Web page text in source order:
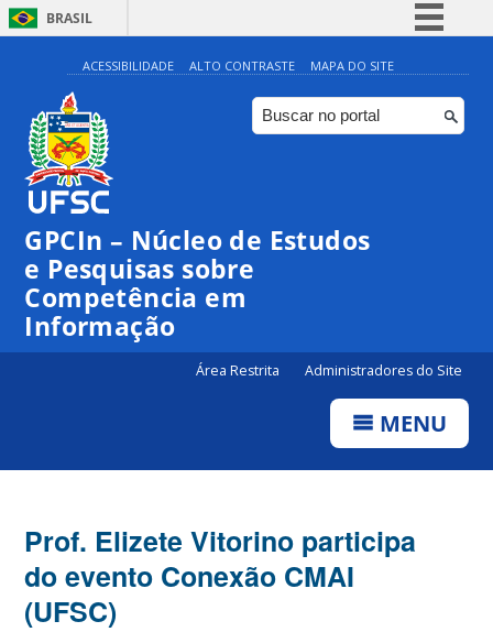
BRASIL
Simplifique!
Comunica BR
Participe
Canais
ACESSIBILIDADE ALTO CONTRASTE MAPA DO SITE
GPCIn – Núcleo de Estudos
e Pesquisas sobre
Competência em
Informação
Área Restrita Administradores do Site
MENU
Prof. Elizete Vitorino participa
do evento Conexão CMAI
(UFSC)